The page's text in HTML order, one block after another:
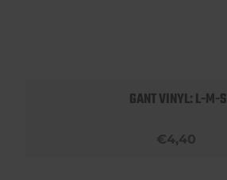
GANT VINYL: L-M-S
€4,40